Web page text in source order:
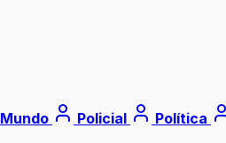
Mundo Policial Política